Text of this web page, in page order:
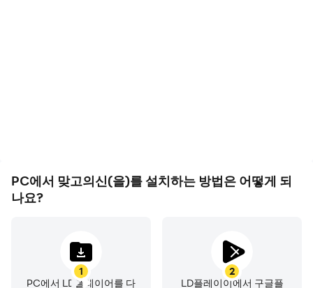
PC에서 맞고의신(을)를 설치하는 방법은 어떻게 되
나요?
1
PC에서 LD플레이어를 다
2
LD플레이이에서 구글플